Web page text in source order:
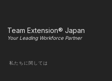
Team Extension® Japan
Your Leading Workforce Partner
私たちに関しては